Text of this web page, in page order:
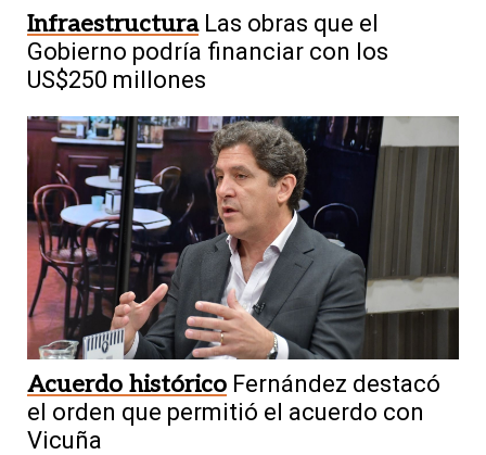
Infraestructura Las obras que el
Gobierno podría financiar con los
US$250 millones
Acuerdo histórico Fernández destacó
el orden que permitió el acuerdo con
Vicuña